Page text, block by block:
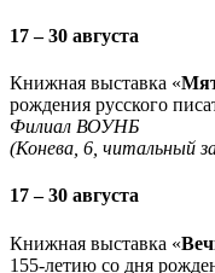
17 – 30 августа
Книжная выставка «
рождения русского
Филиал ВОУНБ
(Конева, 6, читальный
17 – 30 августа
Книжная выставка «
155-летию со дня